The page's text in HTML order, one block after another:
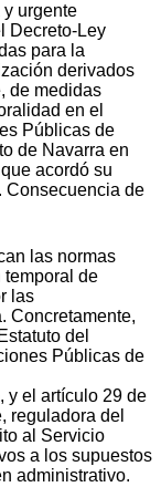
urgente
Decreto-Ley
para la
derivados
de medidas
en el
Públicas de
de Navarra en
acordó su
Consecuencia de
las normas
temporal de
las
Concretamente,
del
Públicas de
y el artículo 29 de
reguladora del
al Servicio
a los supuestos
administrativo.